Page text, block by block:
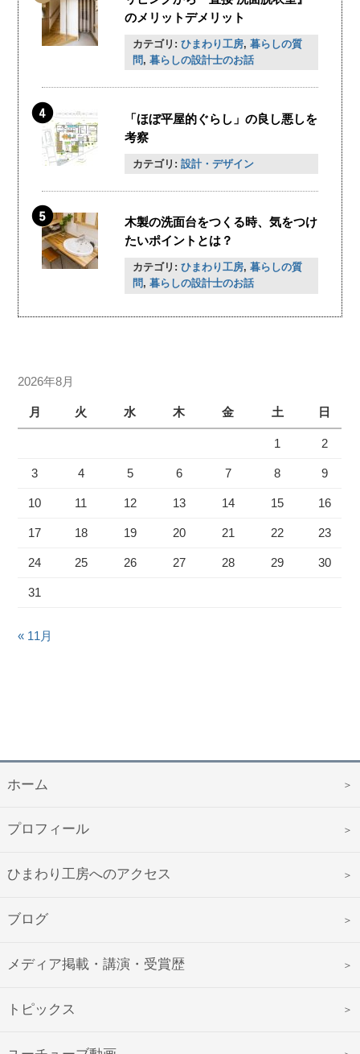
のメリットデメリット
カテゴリ: ひまわり工房, 暮らしの質
問, 暮らしの設計士のお話
「ほぼ平屋的ぐらし」の良し悪しを
考察
カテゴリ: 設計・デザイン
木製の洗面台をつくる時、気をつけ
たいポイントとは？
カテゴリ: ひまわり工房, 暮らしの質
問, 暮らしの設計士のお話
2026年8月
月 火 水 木 金 土 日
1 2
3 4 5 6 7 8 9
10 11 12 13 14 15 16
17 18 19 20 21 22 23
24 25 26 27 28 29 30
31
« 11月
ホーム
プロフィール
ひまわり工房へのアクセス
ブログ
メディア掲載・講演・受賞歴
トピックス